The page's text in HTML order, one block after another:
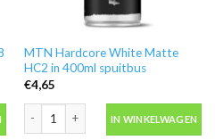
MTN Hardcore White Matte
HC2 in 400ml spuitbus
€4,65
IN WINKELWAGEN